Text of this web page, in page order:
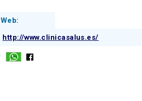
Web:
http://www.clinicasalus.es/